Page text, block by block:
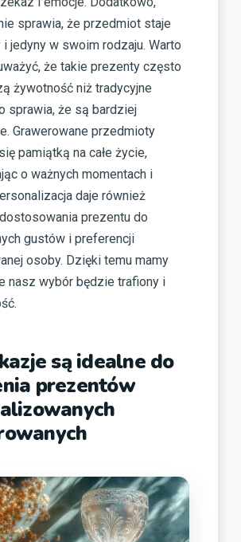
sprawia, że przedmiot staje
i jedyny w swoim rodzaju. Warto
że takie prezenty często
żywotność niż tradycyjne
sprawia, że są bardziej
Grawerowane przedmioty
pamiątką na całe życie,
o ważnych momentach i
daje również
prezentu do
gustów i preferencji
osoby. Dzięki temu mamy
nasz wybór będzie trafiony i
są idealne do
prezentów